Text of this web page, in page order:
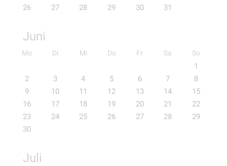
26
27 28 29 30 31
Juni
Mo Di Mi Do Fr Sa So
1
2
3 4 5 6 7
8
9
10 11 12 13 14
15
16
17 18 19 20 21
22
23
24 25 26 27 28
29
30
Juli